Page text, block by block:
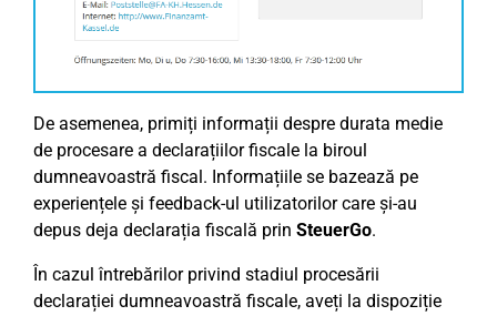
De asemenea, primiți informații despre durata medie
de procesare a declarațiilor fiscale la biroul
dumneavoastră fiscal. Informațiile se bazează pe
experiențele și feedback-ul utilizatorilor care și-au
depus deja declarația fiscală prin SteuerGo.
În cazul întrebărilor privind stadiul procesării
declarației dumneavoastră fiscale, aveți la dispoziție